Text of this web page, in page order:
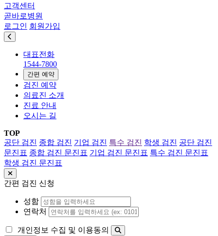
고객센터
곧바로병원
로그인 회원가입
대표전화
1544-7800
간편 예약
검진 예약
의료진 소개
진료 안내
오시는 길
TOP
공단 검진 종합 검진 기업 검진 특수 검진 학생 검진 공단 검진
문진표 종합 검진 문진표 기업 검진 문진표 특수 검진 문진표
학생 검진 문진표
간편 검진 신청
성함
연락처
개인정보 수집 및 이용동의